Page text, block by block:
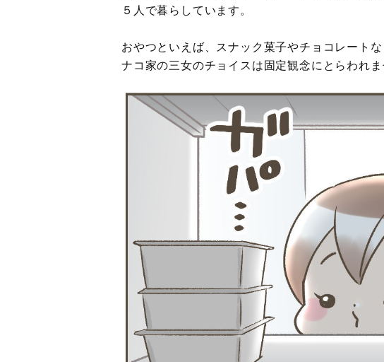
５人で暮らしています。
おやつといえば、スナック菓子やチョコレート
ナコ家の三女のチョイスは固定観念にとらわれま